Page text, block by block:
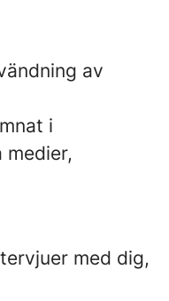
av
i
medier,
med dig,